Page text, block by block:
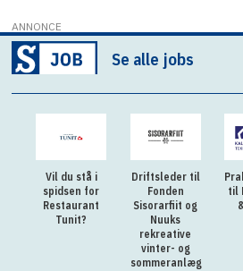
ANNONCE
Se alle jobs
Vil du stå i
spidsen for
Restaurant
Tunit?
Driftsleder til
Fonden
Sisorarfiit og
Nuuks
rekreative
vinter- og
sommeranlæg
til